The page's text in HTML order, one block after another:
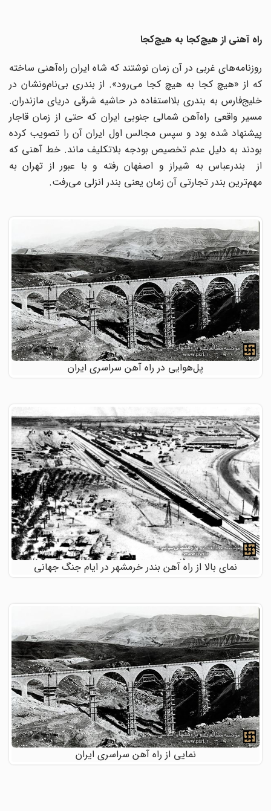
راه آهنی از هیچ‌کجا به هیچ‌کجا
روزنامه‌های غربی در آن زمان نوشتند که شاه ایران راه‌آهنی ساخته
که از «هیچ کجا به هیچ کجا می‌رود». از بندری بی‌نام‌ونشان در
خلیج‌فارس به بندری بلااستفاده در حاشیه شرقی دریای مازندران.
مسیر واقعی راه‌آهن شمالی جنوبی ایران که حتی از زمان قاجار
پیشنهاد شده بود و سپس مجالس اول ایران آن را تصویب کرده
بودند به دلیل عدم تخصیص بودجه بلاتکلیف ماند. خط آهنی که
از بندرعباس به شیراز و اصفهان رفته و با عبور از تهران به
مهم‌ترین بندر تجارتی آن زمان یعنی بندر انزلی می‌رفت.
پل‌هوایی در راه آهن سراسری ایران
نمای بالا از راه آهن بندر خرمشهر در ایام جنگ جهانی
نمایی از راه آهن سراسری ایران